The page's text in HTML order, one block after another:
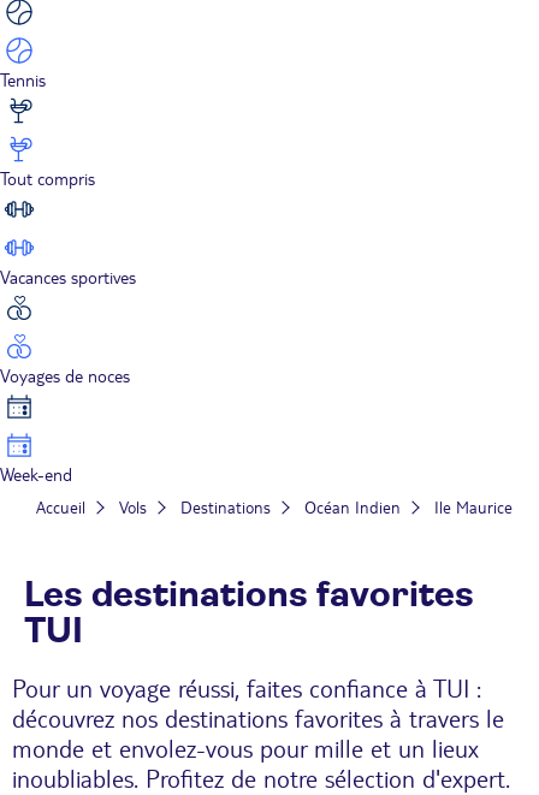
Tennis
Tout compris
Vacances sportives
Voyages de noces
Week-end
Accueil Vols Destinations Océan Indien Ile Maurice
Les destinations favorites
TUI
Pour un voyage réussi, faites confiance à TUI :
découvrez nos destinations favorites à travers le
monde et envolez-vous pour mille et un lieux
inoubliables. Profitez de notre sélection d'expert.